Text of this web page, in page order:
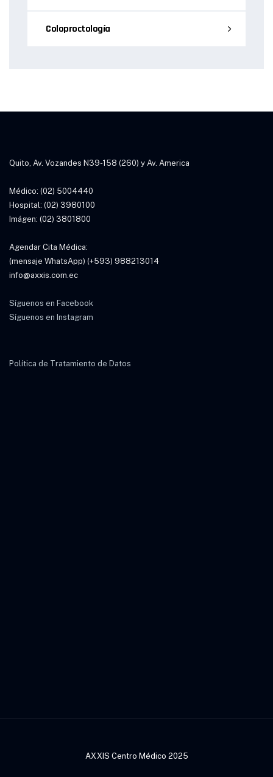
Coloproctología
Quito, Av. Vozandes N39-158 (260) y Av. America
Médico: (02) 5004440
Hospital: (02) 3980100
Imágen: (02) 3801800
Agendar Cita Médica:
(mensaje WhatsApp) (+593) 988213014
info@axxis.com.ec
Síguenos en Facebook
Síguenos en Instagram
Política de Tratamiento de Datos
AXXIS Centro Médico 2025